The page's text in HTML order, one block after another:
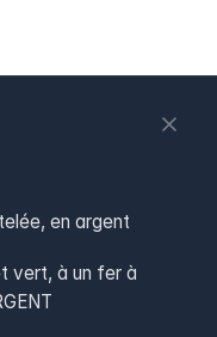
en argent
vert, à un fer à